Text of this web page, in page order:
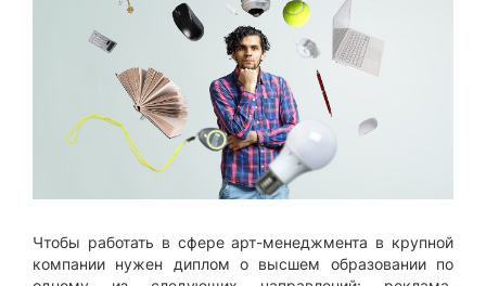
Чтобы работать в сфере арт-менеджмента в крупной
компании нужен диплом о высшем образовании по